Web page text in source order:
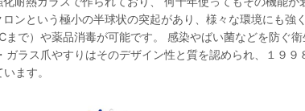
ンという極小の半球状の突起があり、様々な環境にも
で）や薬品消毒が可能です。 感染やばい菌などを防ぐ
ラス爪やすりはそのデザイン性と質を認められ、１９
ます。